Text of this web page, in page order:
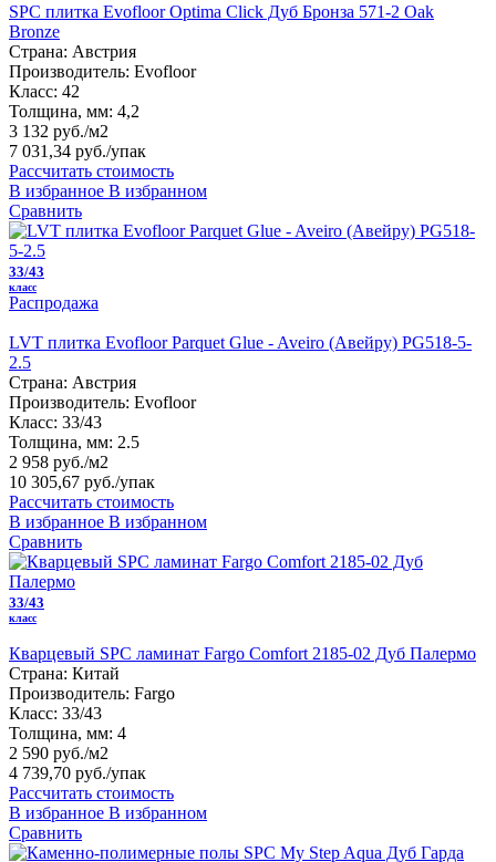
SPC плитка Evofloor Optima Click Дуб Бронза 571-2 Оak
Bronze
Страна: Австрия
Производитель: Evofloor
Класс: 42
Толщина, мм: 4,2
3 132 руб./м2
7 031,34 руб./упак
Рассчитать стоимость
В избранное В избранном
Сравнить
33/43
класс
Распродажа
LVT плитка Evofloor Parquet Glue - Aveiro (Авейру) PG518-5-
2.5
Страна: Австрия
Производитель: Evofloor
Класс: 33/43
Толщина, мм: 2.5
2 958 руб./м2
10 305,67 руб./упак
Рассчитать стоимость
В избранное В избранном
Сравнить
33/43
класс
Кварцевый SPC ламинат Fargo Comfort 2185-02 Дуб Палермо
Страна: Китай
Производитель: Fargo
Класс: 33/43
Толщина, мм: 4
2 590 руб./м2
4 739,70 руб./упак
Рассчитать стоимость
В избранное В избранном
Сравнить